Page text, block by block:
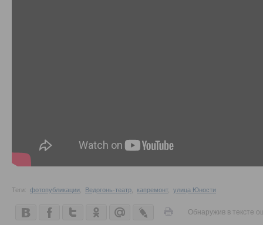
Теги: фотопубликации Ведогонь-театр капремонт, улица Юности
Обнаружив в тексте